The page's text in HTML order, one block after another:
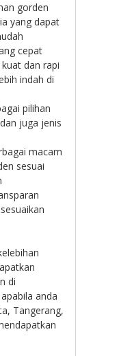
gorden
yang dapat
cepat
dan rapi
indah di
pilihan
juga jenis
macam
sesuai
di
anda
Tangerang,